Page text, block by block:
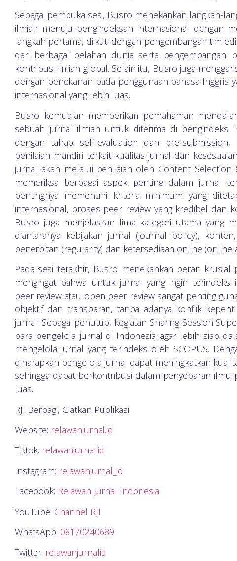
Sebagai pembuka sesi, Busro menekankan langkah-
ilmiah menuju pengindeksan internasional dengan
langkah pertama, diikuti dengan pengembangan tim
dari berbagai belahan dunia serta pengembangan
kontribusi ilmiah global. Selain itu, Busro juga
dengan penekanan pada penggunaan bahasa Inggris
internasional yang lebih luas.
Busro kemudian memberikan pemahaman
sebuah jurnal ilmiah untuk diterima di pengindeks
dengan tahap self-evaluation dan pre-
penilaian mandiri terkait kualitas jurnal dan
jurnal akan melalui penilaian oleh Content Selection
memeriksa berbagai aspek penting dalam jurnal
pentingnya memenuhi kriteria minimum yang
internasional, proses peer review yang kredibel dan
Busro juga menjelaskan lima kategori utama yang
diantaranya kebijakan jurnal (journal policy),
penerbitan (regularity) dan ketersediaan online (online
Pada sesi terakhir, Busro menekankan peran
mengingat bahwa untuk jurnal yang ingin
peer review atau open peer review sangat penting
objektif dan transparan, tanpa adanya konflik
jurnal. Sebagai penutup, kegiatan Sharing Session
para pengelola jurnal di Indonesia agar lebih siap
mengelola jurnal yang terindeks oleh SCOPUS.
diharapkan pengelola jurnal dapat meningkatkan
sehingga dapat berkontribusi dalam penyebaran ilmu
luas.
RJI Berbagi, Giatkan Publikasi
Website: relawanjurnal.id
Tiktok: relawanjurnal.id
Instagram: relawanjurnal_id
Facebook: Relawan Jurnal Indonesia
YouTube: Channel RJI
WhatsApp: 08170240689
Twitter: relawanjurnalid